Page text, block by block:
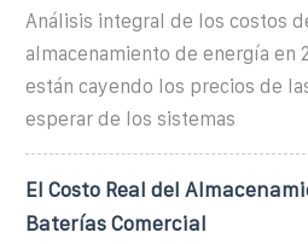
Análisis integral de los costos
almacenamiento de energía en
están cayendo los precios de
esperar de los sistemas
El Costo Real del
Baterías Comercial